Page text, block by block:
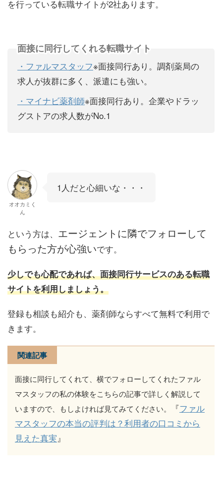
を行っている転職サイトが2社あります。
面接に同行してくれる転職サイト
・ファルマスタッフ※面接同行あり。調剤薬局の
求人が抜群に多く、派遣にも強い。
・マイナビ薬剤師※面接同行あり。企業やドラッ
グストアの求人数がNo.1
オオカミく
ん
1人だと心細いな・・・
という方は、 エージェントに隣でフォローして
もらった方が心強いです。
少しでも心配であれば、面接同行サービスのある転職
サイトを利用しましょう。
登録も相談も紹介も、薬剤師ならすべて無料で利用で
きます。
関連記事
面接に同行してくれて、横でフォローしてくれたファル
マスタッフの私の体験をこちらの記事で詳しく解説して
いますので、もしよければ見てみてください。
『ファル
マスタッフの本当の評判は？利用者の口コミから
見えた真実』